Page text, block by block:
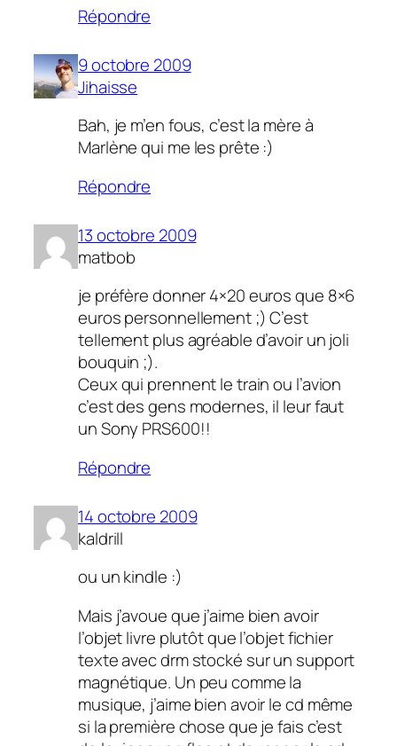
Répondre
9 octobre 2009
Jihaisse
Bah, je m’en fous, c’est la mère à
Marlène qui me les prête :)
Répondre
13 octobre 2009
matbob
je préfère donner 4×20 euros que 8×6
euros personnellement ;) C’est
tellement plus agréable d’avoir un joli
bouquin ;).
Ceux qui prennent le train ou l’avion
c’est des gens modernes, il leur faut
un Sony PRS600!!
Répondre
14 octobre 2009
kaldrill
ou un kindle :)
Mais j’avoue que j’aime bien avoir
l’objet livre plutôt que l’objet fichier
texte avec drm stocké sur un support
magnétique. Un peu comme la
musique, j’aime bien avoir le cd même
si la première chose que je fais c’est